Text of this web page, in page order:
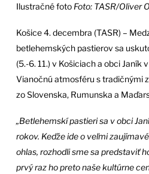
Ilustračné foto Foto: TASR/Oliver
Košice 4. decembra (TASR) –
betlehemských pastierov sa
(5.-6. 11.) v Košiciach a obci Janík
Vianočnú atmosféru s tradičnými
zo Slovenska, Rumunska a
„Betlehemskí pastieri sa v obci
rokov. Keďže ide o veľmi
ohlas, rozhodli sme sa predstaviť
prvý raz ho preto naše kultúrne